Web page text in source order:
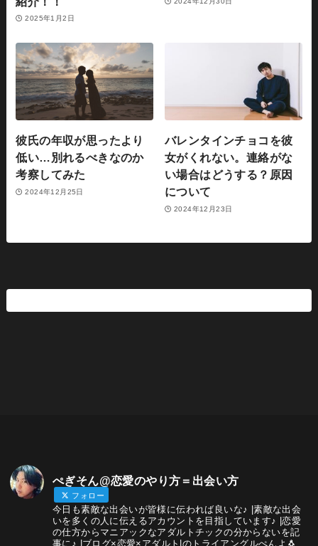
2025年1月2日
彼氏の年収が思ったより
低い…別れるべきなのか
考察してみた
2024年12月25日
バレンタインチョコを彼
女がくれない。連絡がな
い場合はどうする？原因
について
2024年12月23日
ぺぎそん@恋愛のやり方＝出会い方
フォロー
今日も素敵な出会いが皆様に伝われば良いな♪ |素敵な出会
いを多くの人に伝えるアカウントを目指しています♪ |恋愛
の仕方からマニアックなアダルトチックの分からないを記
事に♪ |ブログ×恋愛×アダルト|のトライアングルぺんよ🐧